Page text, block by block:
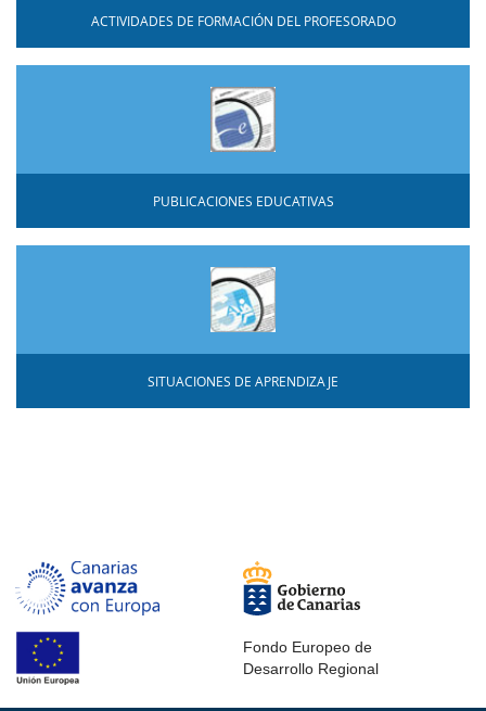
ACTIVIDADES DE FORMACIÓN DEL PROFESORADO
PUBLICACIONES EDUCATIVAS
SITUACIONES DE APRENDIZAJE
Fondo Europeo de
Desarrollo Regional